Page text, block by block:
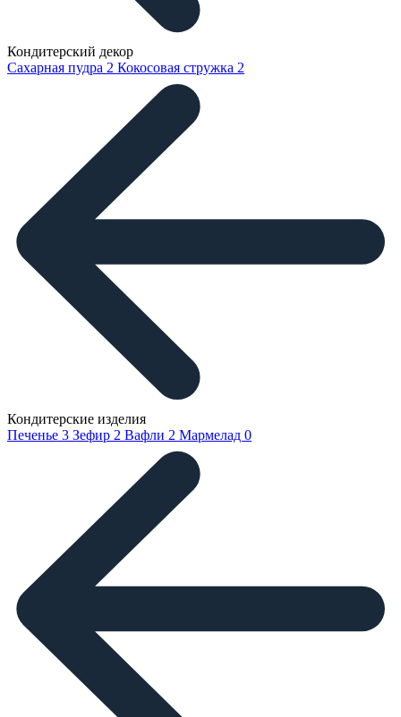
Кондитерский декор
Сахарная пудра 2 Кокосовая стружка 2
Кондитерские изделия
Печенье 3 Зефир 2 Вафли 2 Мармелад 0